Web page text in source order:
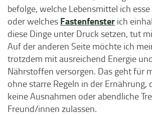
befolge, welche Lebensmittel ich
oder welches Fastenfenster ich
diese Dinge unter Druck setzen, tut
Auf der anderen Seite möchte ich
trotzdem mit ausreichend Energie
Nährstoffen versorgen. Das geht für
ohne starre Regeln in der Ernährung,
keine Ausnahmen oder abendliche
Freund/innen zulassen.